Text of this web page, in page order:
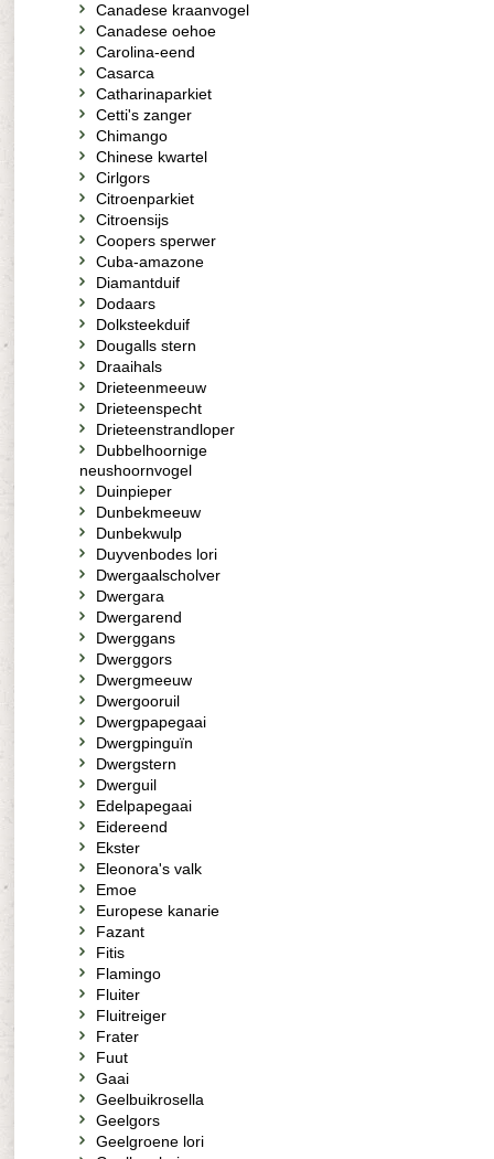
Canadese kraanvogel
Canadese oehoe
Carolina-eend
Casarca
Catharinaparkiet
Cetti's zanger
Chimango
Chinese kwartel
Cirlgors
Citroenparkiet
Citroensijs
Coopers sperwer
Cuba-amazone
Diamantduif
Dodaars
Dolksteekduif
Dougalls stern
Draaihals
Drieteenmeeuw
Drieteenspecht
Drieteenstrandloper
Dubbelhoornige
neushoornvogel
Duinpieper
Dunbekmeeuw
Dunbekwulp
Duyvenbodes lori
Dwergaalscholver
Dwergara
Dwergarend
Dwerggans
Dwerggors
Dwergmeeuw
Dwergooruil
Dwergpapegaai
Dwergpinguïn
Dwergstern
Dwerguil
Edelpapegaai
Eidereend
Ekster
Eleonora's valk
Emoe
Europese kanarie
Fazant
Fitis
Flamingo
Fluiter
Fluitreiger
Frater
Fuut
Gaai
Geelbuikrosella
Geelgors
Geelgroene lori